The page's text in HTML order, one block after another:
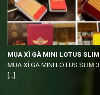
MUA XÌ GÀ MINI LOTUS
MUA XÌ GÀ MINI LOTUS SLIM
[...]